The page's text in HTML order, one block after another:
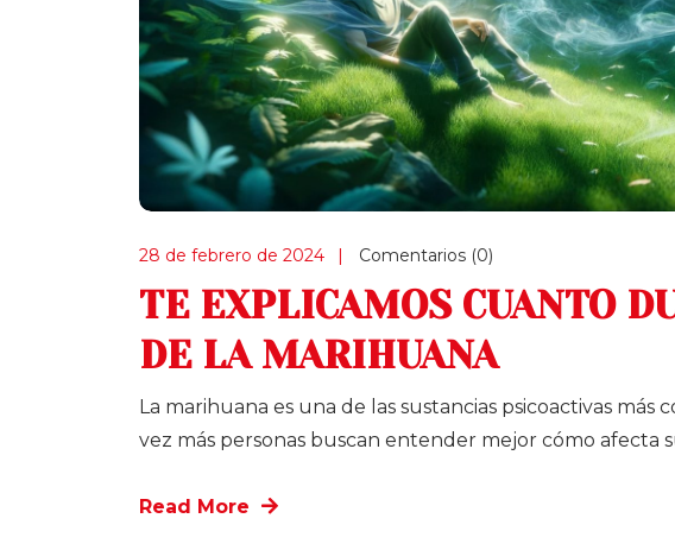
28 de febrero de 2024 Comentarios (0)
TE EXPLICAMOS CUANTO
DE LA MARIHUANA
La marihuana es una de las sustancias psicoactivas más
vez más personas buscan entender mejor cómo afecta
Read More